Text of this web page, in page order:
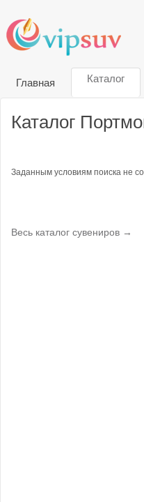
Главная Каталог
Каталог
Заданным условиям поиска не
Весь каталог сувениров →